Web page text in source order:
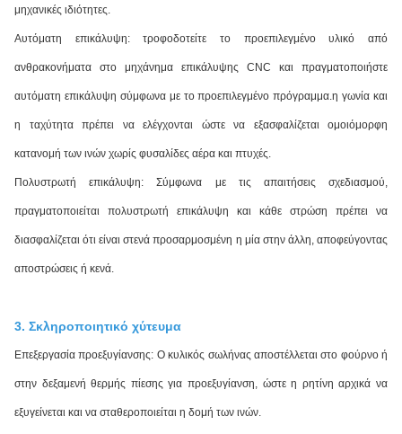
μηχανικές ιδιότητες.
Αυτόματη επικάλυψη: τροφοδοτείτε το προεπιλεγμένο υλικό από
ανθρακονήματα στο μηχάνημα επικάλυψης CNC και πραγματοποιήστε
αυτόματη επικάλυψη σύμφωνα με το προεπιλεγμένο πρόγραμμα.η γωνία και
η ταχύτητα πρέπει να ελέγχονται ώστε να εξασφαλίζεται ομοιόμορφη
κατανομή των ινών χωρίς φυσαλίδες αέρα και πτυχές.
Πολυστρωτή επικάλυψη: Σύμφωνα με τις απαιτήσεις σχεδιασμού,
πραγματοποιείται πολυστρωτή επικάλυψη και κάθε στρώση πρέπει να
διασφαλίζεται ότι είναι στενά προσαρμοσμένη η μία στην άλλη, αποφεύγοντας
αποστρώσεις ή κενά.
3. Σκληροποιητικό χύτευμα
Επεξεργασία προεξυγίανσης: Ο κυλικός σωλήνας αποστέλλεται στο φούρνο ή
στην δεξαμενή θερμής πίεσης για προεξυγίανση, ώστε η ρητίνη αρχικά να
εξυγείνεται και να σταθεροποιείται η δομή των ινών.